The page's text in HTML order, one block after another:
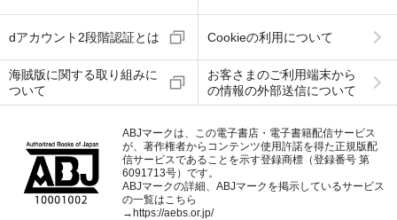
dアカウント2段階認証とは Cookieの利用について
海賊版に関する取り組みに
ついて
お客さまのご利用端末から
の情報の外部送信について
ABJマークは、この電子書店・電子書籍配信サービス
が、著作権者からコンテンツ使用許諾を得た正規版配
信サービスであることを示す登録商標（登録番号 第
6091713号）です。
ABJマークの詳細、ABJマークを掲示しているサービス
の一覧はこちら
→https://aebs.or.jp/